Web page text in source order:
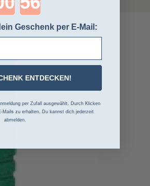
Geschenk per E-Mail:
ENTDECKEN!
per Zufall ausgewählt. Durch Klicken
Mails zu erhalten. Du kannst dich jederzeit
abmelden.